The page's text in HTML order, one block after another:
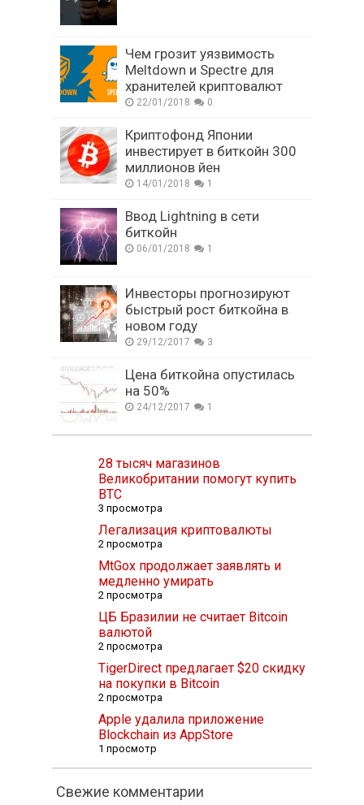
Чем грозит уязвимость
Meltdown и Spectre для
хранителей криптовалют
22/01/2018 0
Криптофонд Японии
инвестирует в биткойн 300
миллионов йен
14/01/2018 1
Ввод Lightning в сети
биткойн
06/01/2018 1
Инвесторы прогнозируют
быстрый рост биткойна в
новом году
29/12/2017 3
Цена биткойна опустилась
на 50%
24/12/2017 1
28 тысяч магазинов
Великобритании помогут купить
BTC
3 просмотра
Легализация криптовалюты
2 просмотра
MtGox продолжает заявлять и
медленно умирать
2 просмотра
ЦБ Бразилии не считает Bitcoin
валютой
2 просмотра
TigerDirect предлагает $20 скидку
на покупки в Bitcoin
2 просмотра
Apple удалила приложение
Blockchain из AppStore
1 просмотр
Свежие комментарии